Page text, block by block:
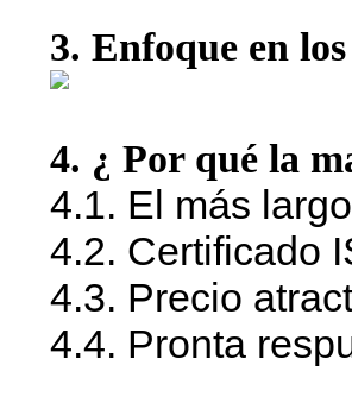
3. Enfoque en
4. ¿ Por qué la
4.1. El más
4.2. Certificado
4.3. Precio
4.4. Pronta